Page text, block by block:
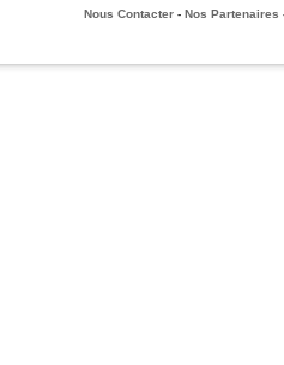
Nous Contacter - Nos Partenaires